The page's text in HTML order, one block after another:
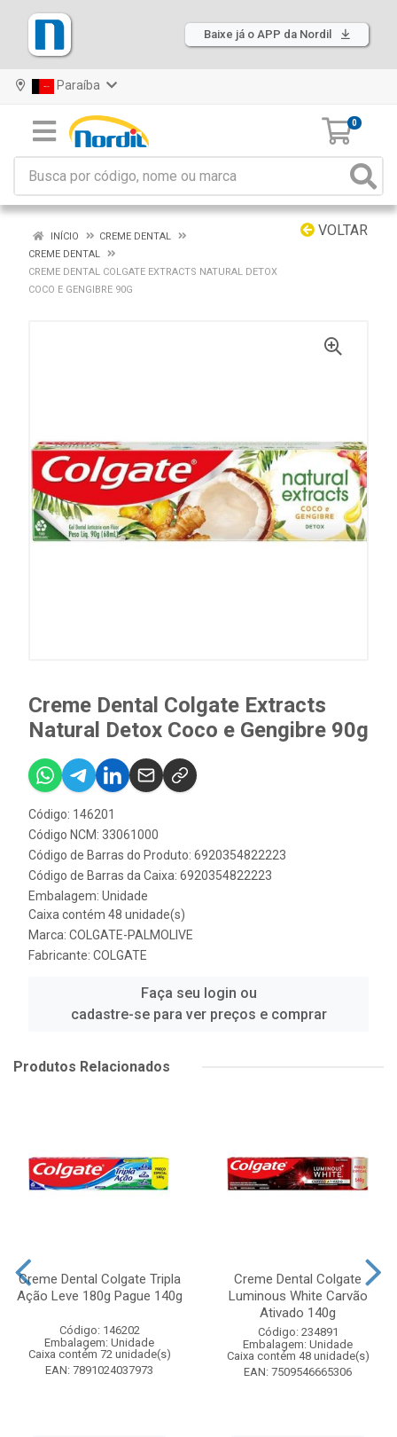
Baixe já o APP da Nordil
Paraíba
0
VOLTAR
INÍCIO
CREME DENTAL
CREME DENTAL
CREME DENTAL COLGATE EXTRACTS NATURAL DETOX
COCO E GENGIBRE 90G
Creme Dental Colgate Extracts
Natural Detox Coco e Gengibre 90g
Código: 146201
Código NCM: 33061000
Código de Barras do Produto: 6920354822223
Código de Barras da Caixa: 6920354822223
Embalagem: Unidade
Caixa contém 48 unidade(s)
Marca: COLGATE-PALMOLIVE
Fabricante: COLGATE
Faça seu login ou
cadastre-se para ver preços e comprar
Produtos Relacionados
Creme Dental Colgate Tripla
Ação Leve 180g Pague 140g
Código: 146202
Embalagem: Unidade
Caixa contém 72 unidade(s)
EAN: 7891024037973
Creme Dental Colgate
Luminous White Carvão
Ativado 140g
Código: 234891
Embalagem: Unidade
Caixa contém 48 unidade(s)
EAN: 7509546665306